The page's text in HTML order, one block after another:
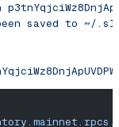
saved to ~/